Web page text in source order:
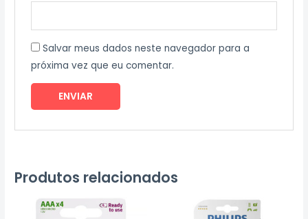
Salvar meus dados neste navegador para a
próxima vez que eu comentar.
Produtos relacionados